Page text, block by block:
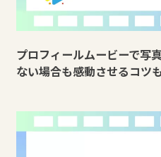
プロフィールムービーで写
ない場合も感動させるコツ